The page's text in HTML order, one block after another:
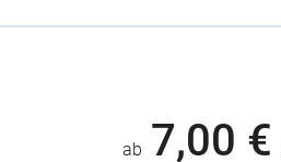
ab 7,00 €